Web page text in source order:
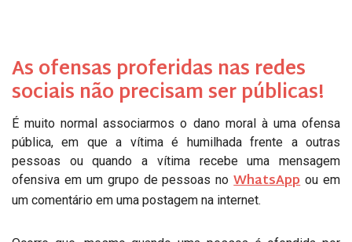
As ofensas proferidas nas redes
sociais não precisam ser públicas!
É muito normal associarmos o dano moral à uma ofensa
pública, em que a vítima é humilhada frente a outras
pessoas ou quando a vítima recebe uma mensagem
ofensiva em um grupo de pessoas noWhatsApp ou em
um comentário em uma postagem na internet.